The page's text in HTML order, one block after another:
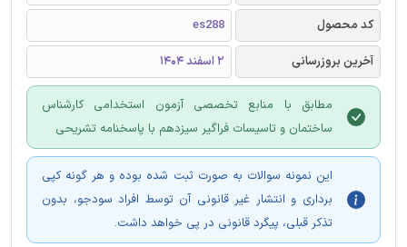
کد محصول
es288
آخرین بروزرسانی
2 اسفند 1404
مطابق با منابع تخصصی آزمون استخدامی کارشناس
ساختمان و تاسیسات فراگیر سیزدهم با پاسخنامه تشریحی
این نمونه سوالات به صورت ثبت شده بوده و هر گونه کپی
برداری و انتشار غیر قانونی آن توسط افراد سودجو، بدون
تذکر قبلی، پیگرد قانونی در پی خواهد داشت.